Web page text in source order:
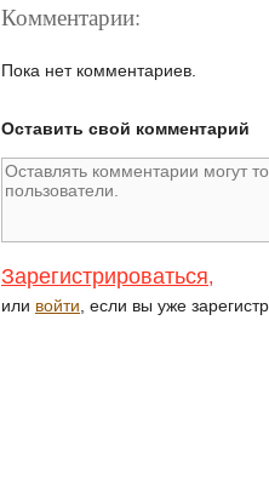
Комментарии:
Пока нет комментариев.
Оставить свой комментарий
Зарегистрироваться,
или войти , если вы уже